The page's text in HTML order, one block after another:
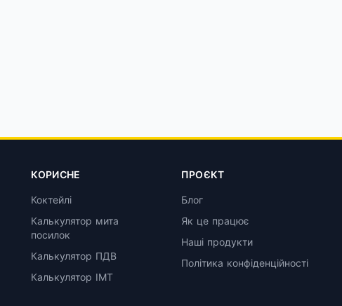
КОРИСНЕ
Коктейлі
Калькулятор мита
посилок
Калькулятор ПДВ
Калькулятор ІМТ
ПРОЄКТ
Блог
Як це працює
Наші продукти
Політика конфіденційності